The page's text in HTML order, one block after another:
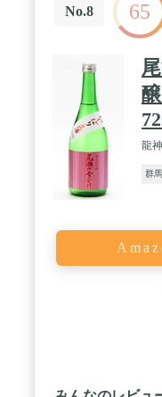
No.8 65
龍
群